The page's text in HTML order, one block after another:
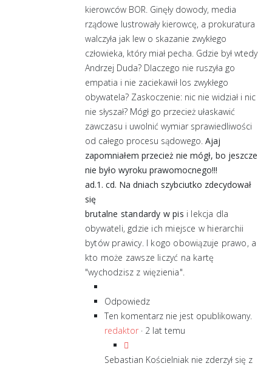
kierowców BOR. Ginęły dowody, media
rządowe lustrowały kierowcę, a prokuratura
walczyła jak lew o skazanie zwykłego
człowieka, który miał pecha. Gdzie był wtedy
Andrzej Duda? Dlaczego nie ruszyła go
empatia i nie zaciekawił los zwykłego
obywatela? Zaskoczenie: nic nie widział i nic
nie słyszał? Mógł go przecież ułaskawić
zawczasu i uwolnić wymiar sprawiedliwości
od całego procesu sądowego. Ajaj
zapomniałem przecież nie mógł, bo jeszcze
nie było wyroku prawomocnego!!!
ad.1. cd. Na dniach szybciutko zdecydował
się
brutalne standardy w pis i lekcja dla
obywateli, gdzie ich miejsce w hierarchii
bytów prawicy. I kogo obowiązuje prawo, a
kto może zawsze liczyć na kartę
"wychodzisz z więzienia".
Odpowiedz
Ten komentarz nie jest opublikowany.
redaktor · 2 lat temu
Sebastian Kościelniak nie zderzył się z